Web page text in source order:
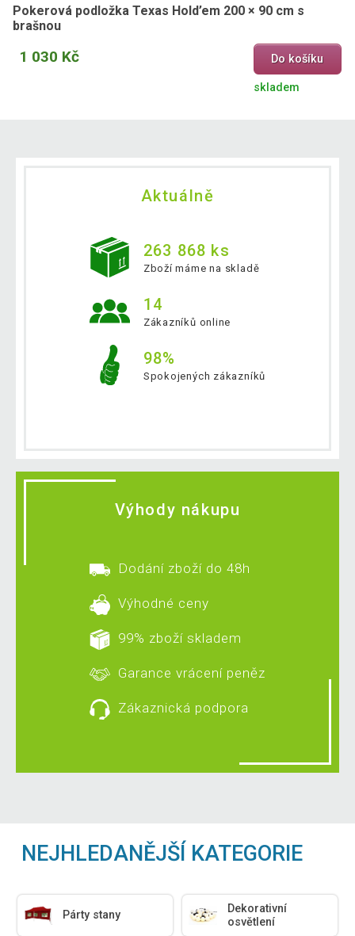
Pokerová podložka Texas Hold’em 200 × 90 cm s
brašnou
1 030 Kč Do košíku
skladem
Aktuálně
263 868 ks
Zboží máme na skladě
14
Zákazníků online
98%
Spokojených zákazníků
Výhody nákupu
Dodání zboží do 48h
Výhodné ceny
99% zboží skladem
Garance vrácení peněz
Zákaznická podpora
NEJHLEDANĚJŠÍ KATEGORIE
Párty stany
Dekorativní
osvětlení